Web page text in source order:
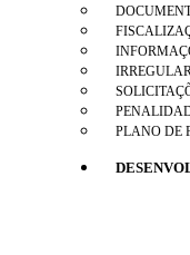
PLANO DE